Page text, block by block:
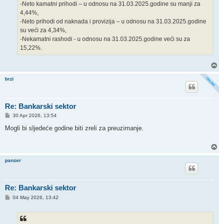
-Neto kamatni prihodi – u odnosu na 31.03.2025.godine su manji za
4,44%,
-Neto prihodi od naknada i provizija – u odnosu na 31.03.2025.godine
su veći za 4,34%,
-Nekamatni rashodi - u odnosu na 31.03.2025.godine veći su za
15,22%.
brzi
Re: Bankarski sektor
P
s
30 Apr 2026, 13:54
Mogli bi sljedeće godine biti zreli za preuzimanje.
panzer
Re: Bankarski sektor
P04 May 2026, 13:42